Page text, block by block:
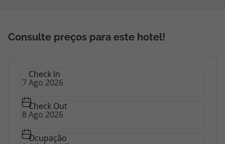
Consulte preços para este hotel!
Check In
Check Out
Ocupação